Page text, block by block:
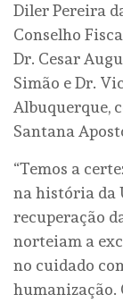
Diler Pereira
Conselho
Dr. Cesar
Simão e Dr.
Albuquerque,
Santana
“Temos a
na história da
recuperação
norteiam a
no cuidado
humanização.